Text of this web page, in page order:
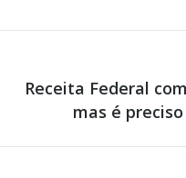
PróximoReceita Federal
mas é